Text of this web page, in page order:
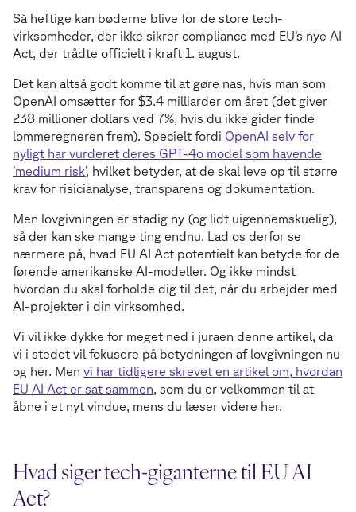
Så heftige kan bøderne blive for de store tech-
virksomheder, der ikke sikrer compliance med EU’s nye AI
Act, der trådte officielt i kraft 1. august.
Det kan altså godt komme til at gøre nas, hvis man som
OpenAI omsætter for $3.4 milliarder om året (det giver
238 millioner dollars ved 7%, hvis du ikke gider finde
lommeregneren frem). Specielt fordi OpenAI selv for
nyligt har vurderet deres GPT-4o model som havende
’medium risk’, hvilket betyder, at de skal leve op til større
krav for risicianalyse, transparens og dokumentation.
Men lovgivningen er stadig ny (og lidt uigennemskuelig),
så der kan ske mange ting endnu. Lad os derfor se
nærmere på, hvad EU AI Act potentielt kan betyde for de
førende amerikanske AI-modeller. Og ikke mindst
hvordan du skal forholde dig til det, når du arbejder med
AI-projekter i din virksomhed.
Vi vil ikke dykke for meget ned i juraen denne artikel, da
vi i stedet vil fokusere på betydningen af lovgivningen nu
og her. Men vi har tidligere skrevet en artikel om, hvordan
EU AI Act er sat sammen, som du er velkommen til at
åbne i et nyt vindue, mens du læser videre her.
Hvad siger tech-giganterne til EU AI
Act?